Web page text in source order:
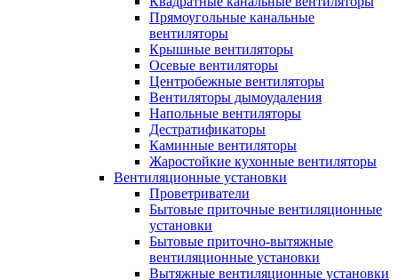
Прямоугольные канальные
вентиляторы
Крышные вентиляторы
Осевые вентиляторы
Центробежные вентиляторы
Вентиляторы дымоудаления
Напольные вентиляторы
Дестратификаторы
Каминные вентиляторы
Жаростойкие кухонные вентиляторы
Вентиляционные установки
Проветриватели
Бытовые приточные вентиляционные
установки
Бытовые приточно-вытяжные
вентиляционные установки
Вытяжные вентиляционные установки